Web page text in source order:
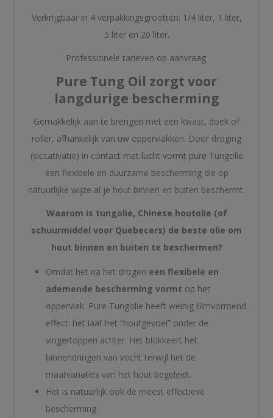
Verkrijgbaar in 4 verpakkingsgrootten: 1/4 liter, 1 liter,
5 liter en 20 liter.
Professionele tarieven op aanvraag.
Pure Tung Oil zorgt voor
langdurige bescherming
Gemakkelijk aan te brengen met een kwast, doek of
roller, afhankelijk van uw oppervlakken. Door droging
(siccativatie) in contact met lucht vormt pure Tungolie
een flexibele en duurzame bescherming die op
natuurlijke wijze al je hout binnen en buiten beschermt.
Waarom is tungolie, Chinese houtolie (of
schuurmiddel voor Quebecers) de beste olie om
hout binnen en buiten te beschermen?
Omdat het na het drogen een flexibele en
ademende bescherming vormt op het
oppervlak. Pure Tungolie heeft weinig filmvormend
effect: het laat het “houtgevoel” onder de
vingertoppen achter. Het blokkeert het
binnendringen van vocht terwijl het de
maatvariaties van het hout begeleidt.
Het is natuurlijk ook de meest effectieve
bescherming.